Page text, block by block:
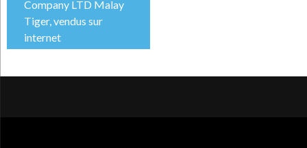
ゲ
ー
シ
Company LTD Malay
Tiger, vendus sur
internet